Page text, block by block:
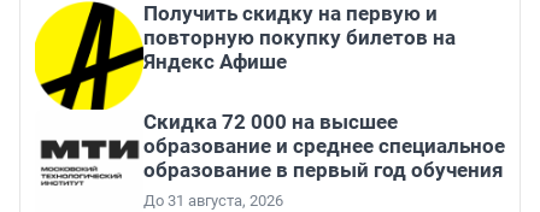
Получить скидку на первую и
повторную покупку билетов на
Яндекс Афише
Скидка 72 000 на высшее
образование и среднее специальное
образование в первый год обучения
До 31 августа, 2026